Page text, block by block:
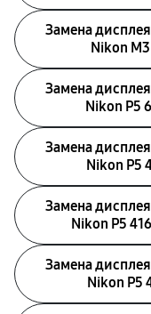
Замена
Nikon
Замена
Nikon P5
Замена
Nikon P5
Замена
Nikon P5
Замена
Nikon P5